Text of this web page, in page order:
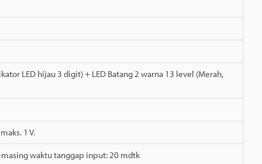
LED hijau 3 digit) + LED Batang 2 warna 13 level (Merah,
1 V.
waktu tanggap input: 20 mdtk